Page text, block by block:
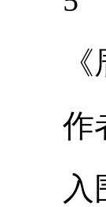
《厝
作者
入